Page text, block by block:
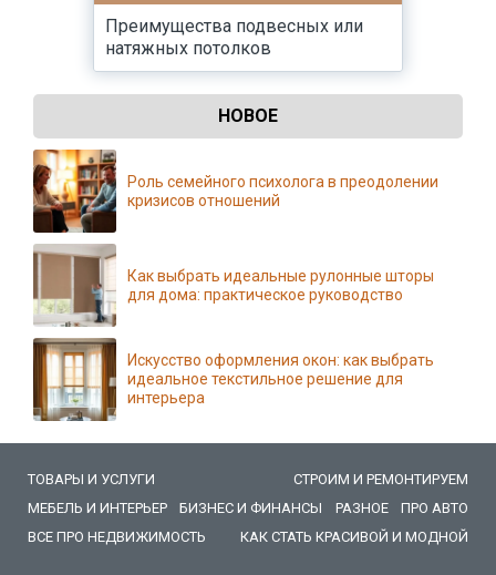
Преимущества подвесных или
натяжных потолков
НОВОЕ
Роль семейного психолога в преодолении
кризисов отношений
Как выбрать идеальные рулонные шторы
для дома: практическое руководство
Искусство оформления окон: как выбрать
идеальное текстильное решение для
интерьера
ТОВАРЫ И УСЛУГИ
СТРОИМ И РЕМОНТИРУЕМ
МЕБЕЛЬ И ИНТЕРЬЕР
БИЗНЕС И ФИНАНСЫ РАЗНОЕ
ПРО АВТО
ВСЕ ПРО НЕДВИЖИМОСТЬ
КАК СТАТЬ КРАСИВОЙ И МОДНОЙ